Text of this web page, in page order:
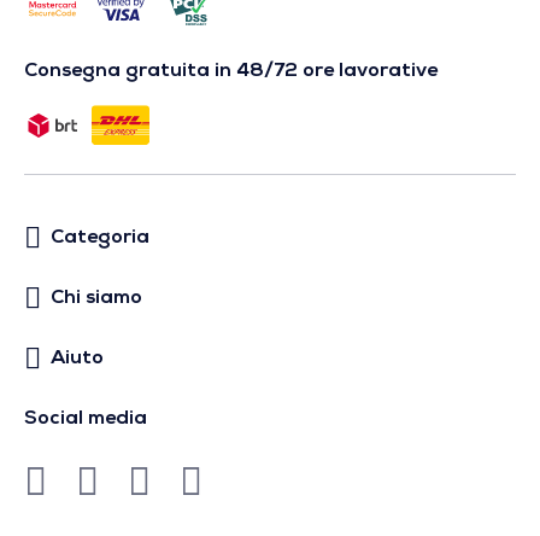
Consegna gratuita in 48/72 ore lavorative
Categoria
Chi siamo
Aiuto
Social media